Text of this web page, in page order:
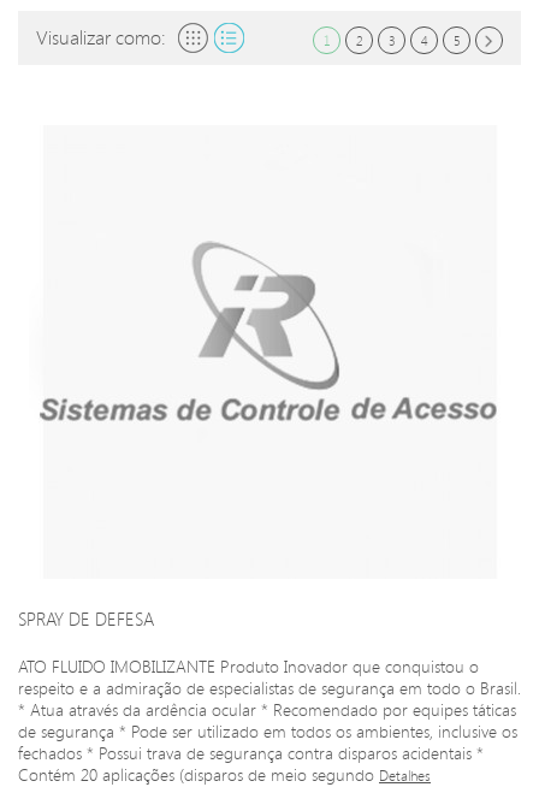
Visualizar como: 1 2 3 4 5
SPRAY DE DEFESA
ATO FLUIDO IMOBILIZANTE Produto Inovador que conquistou o
respeito e a admiração de especialistas de segurança em todo o Brasil.
* Atua através da ardência ocular * Recomendado por equipes táticas
de segurança * Pode ser utilizado em todos os ambientes, inclusive os
fechados * Possui trava de segurança contra disparos acidentais *
Contém 20 aplicações (disparos de meio segundo Detalhes